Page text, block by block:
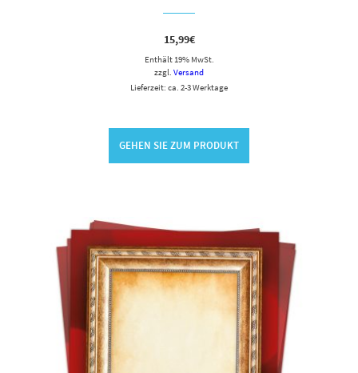
15,99€
Enthält 19% MwSt.
zzgl. Versand
Lieferzeit: ca. 2-3 Werktage
GEHEN SIE ZUM PRODUKT